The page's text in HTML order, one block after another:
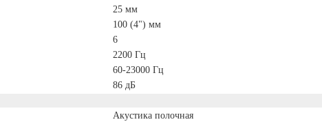
25 мм
100 (4") мм
6
2200 Гц
60-23000 Гц
86 дБ
Акустика полочная